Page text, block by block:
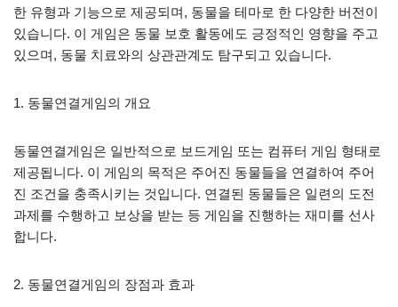
한 유형과 기능으로 제공되며, 동물을 테마로 한 다양한 버전이
있습니다. 이 게임은 동물 보호 활동에도 긍정적인 영향을 주고
있으며, 동물 치료와의 상관관계도 탐구되고 있습니다.
1. 동물연결게임의 개요
동물연결게임은 일반적으로 보드게임 또는 컴퓨터 게임 형태로
제공됩니다. 이 게임의 목적은 주어진 동물들을 연결하여 주어
진 조건을 충족시키는 것입니다. 연결된 동물들은 일련의 도전
과제를 수행하고 보상을 받는 등 게임을 진행하는 재미를 선사
합니다.
2. 동물연결게임의 장점과 효과